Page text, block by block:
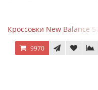
Кроссовки New Balance
9970